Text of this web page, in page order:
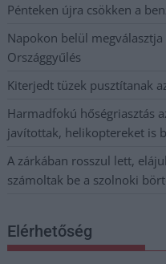
Pénteken újra csökken a
Napokon belül
Országgyűlés
Kiterjedt tüzek pusztítanak
Harmadfokú hőségriasztás
javítottak, helikoptereket is
A zárkában rosszul lett,
számoltak be a szolnoki
Elérhetőség